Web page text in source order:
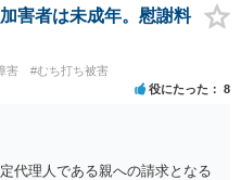
と思います。
害者は未成年。慰謝料
害 #むち打ち被害
役にたった 8
代理人である親への請求となる